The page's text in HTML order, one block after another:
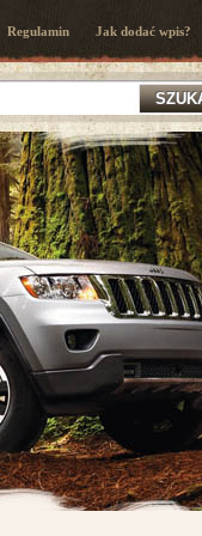
Regulamin Jak dodać wpis?